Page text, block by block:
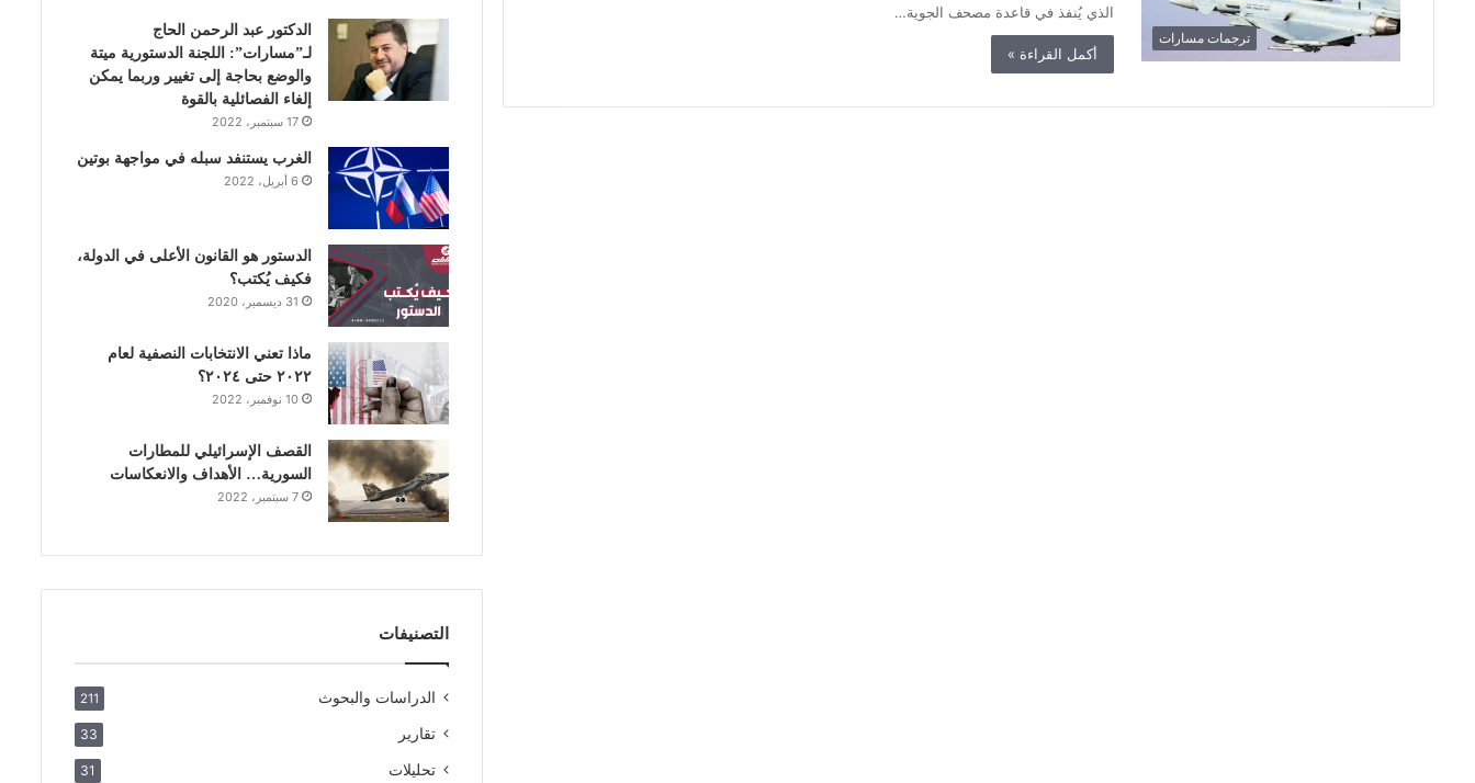
ترجمات مسارات
الذي يُنفذ في قاعدة مصحف الجوية…
أكمل القراءة »
ك
إ
ن
ب
ا
الدكتور عبد الرحمن الحاج
لـ”مسارات”: اللجنة الدستورية ميتة
والوضع بحاجة إلى تغيير وربما يمكن
إلغاء الفصائلية بالقوة
17 سبتمبر، 2022
الغرب يستنفد سبله في مواجهة بوتين
6 أبريل، 2022
الدستور هو القانون الأعلى في الدولة،
فكيف يُكتب؟
31 ديسمبر، 2020
ماذا تعني الانتخابات النصفية لعام
٢٠٢٢ حتى ٢٠٢٤؟
10 نوفمبر، 2022
القصف الإسرائيلي للمطارات
السورية… الأهداف والانعكاسات
7 سبتمبر، 2022
التصنيفات
الدراسات والبحوث 211
تقارير 33
تحليلات 31